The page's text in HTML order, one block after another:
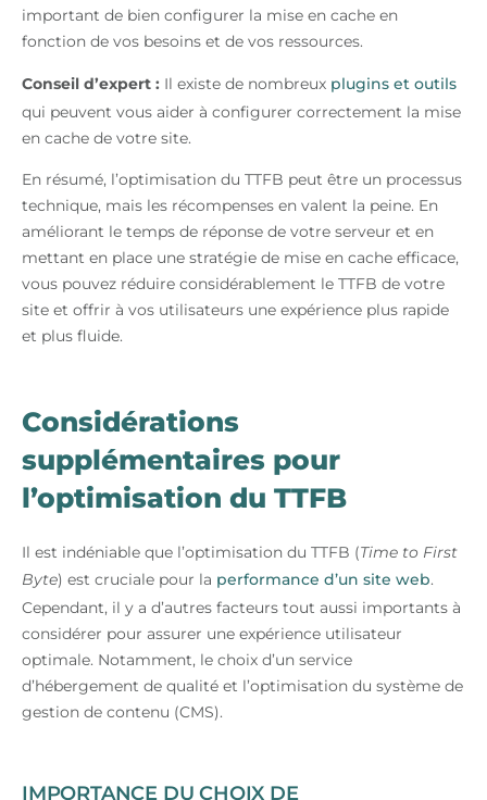
important de bien configurer la mise en cache en
fonction de vos besoins et de vos ressources.
Conseil d’expert : Il existe de nombreux plugins et outils
qui peuvent vous aider à configurer correctement la mise
en cache de votre site.
En résumé, l’optimisation du TTFB peut être un processus
technique, mais les récompenses en valent la peine. En
améliorant le temps de réponse de votre serveur et en
mettant en place une stratégie de mise en cache efficace,
vous pouvez réduire considérablement le TTFB de votre
site et offrir à vos utilisateurs une expérience plus rapide
et plus fluide.
Considérations
supplémentaires pour
l’optimisation du TTFB
Il est indéniable que l’optimisation du TTFB (Time to First
Byte) est cruciale pour la performance d’un site web.
Cependant, il y a d’autres facteurs tout aussi importants à
considérer pour assurer une expérience utilisateur
optimale. Notamment, le choix d’un service
d’hébergement de qualité et l’optimisation du système de
gestion de contenu (CMS).
IMPORTANCE DU CHOIX DE